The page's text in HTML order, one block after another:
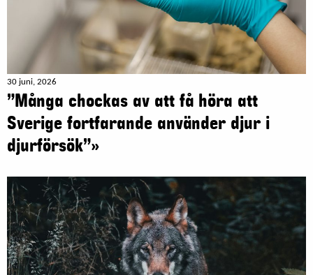
30 juni, 2026
”Många chockas av att få höra att
Sverige fortfarande använder djur i
djurförsök”»